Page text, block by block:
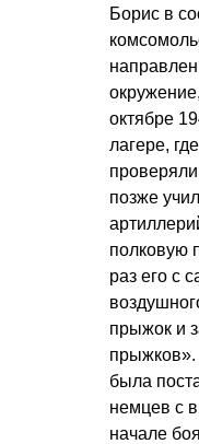
Борис в
октябре
лагере,
позже
полковую
раз его с
прыжок и
прыжков».
была
немцев с
начале